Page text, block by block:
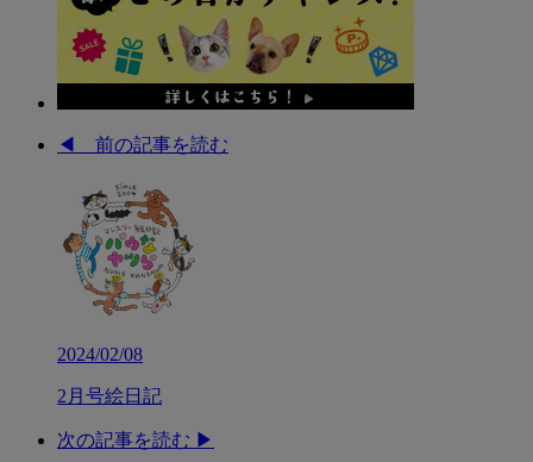
◀︎ 前の記事を読む
2024/02/08
2月号絵日記
次の記事を読む ▶︎